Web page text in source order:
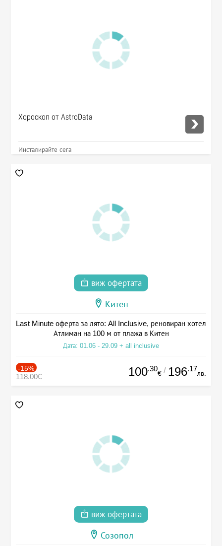
Хороскоп от AstroData
Инсталирайте сега
виж офертата
Китен
Last Minute оферта за лято: All Inclusive, реновиран хотел
Атлиман на 100 м от плажа в Китен
Дата: 01.06 - 29.09 + all inclusive
-15%
118.00€ 100.30
€ / 196.17
лв.
виж офертата
Созопол